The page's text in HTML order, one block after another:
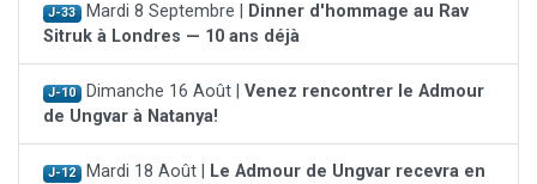
J-33 Mardi 8 Septembre | Dinner d'hommage au Rav
Sitruk à Londres — 10 ans déjà
J-10 Dimanche 16 Août | Venez rencontrer le Admour
de Ungvar à Natanya!
J-12 Mardi 18 Août | Le Admour de Ungvar recevra en